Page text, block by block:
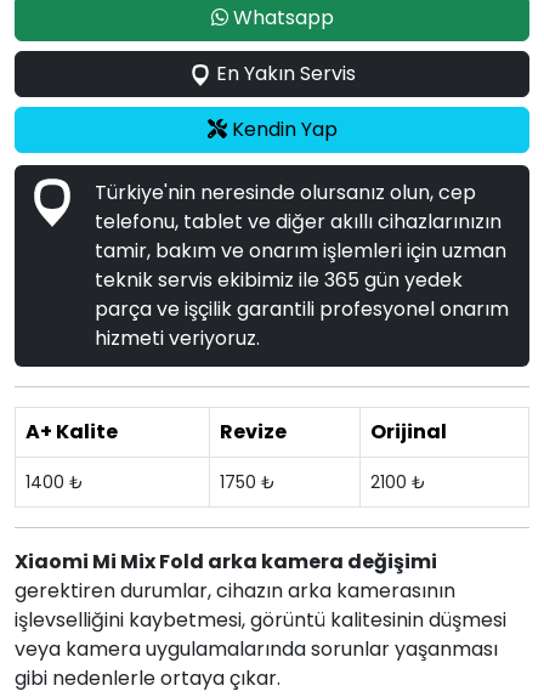
Whatsapp
En Yakın Servis
Kendin Yap
Türkiye'nin neresinde olursanız olun, cep
telefonu, tablet ve diğer akıllı cihazlarınızın
tamir, bakım ve onarım işlemleri için uzman
teknik servis ekibimiz ile 365 gün yedek
parça ve işçilik garantili profesyonel onarım
hizmeti veriyoruz.
A+ Kalite Revize Orijinal
1400 ₺ 1750 ₺ 2100 ₺
Xiaomi Mi Mix Fold arka kamera değişimi
gerektiren durumlar, cihazın arka kamerasının
işlevselliğini kaybetmesi, görüntü kalitesinin düşmesi
veya kamera uygulamalarında sorunlar yaşanması
gibi nedenlerle ortaya çıkar.